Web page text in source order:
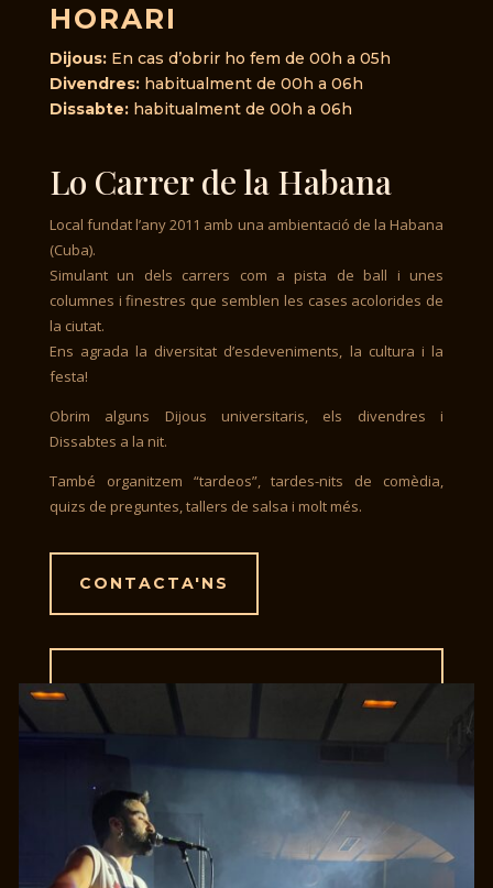
HORARI
Dijous:En cas d’obrir ho fem de 00h a 05h
Divendres:habitualment de 00h a 06h
Dissabte:habitualment de 00h a 06h
Lo Carrer de la Habana
Local fundat l’any 2011 amb una ambientació de la Habana
(Cuba).
Simulant un dels carrers com a pista de ball i unes
columnes i finestres que semblen les cases acolorides de
la ciutat.
Ens agrada la diversitat d’esdeveniments, la cultura i la
festa!
Obrim alguns Dijous universitaris, els divendres i
Dissabtes a la nit.
També organitzem “tardeos”, tardes-nits de comèdia,
quizs de preguntes, tallers de salsa i molt més.
CONTACTA'NS